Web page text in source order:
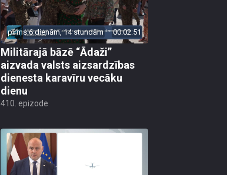
pirms 6 dienām, 14 stundām 00:02:51
Militārajā bāzē “Ādaži”
aizvada valsts aizsardzības
dienesta karavīru vecāku
dienu
410. epizode